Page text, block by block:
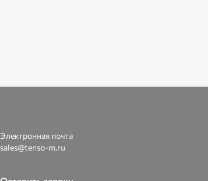
Электронная почта
sales@tenso-m.ru